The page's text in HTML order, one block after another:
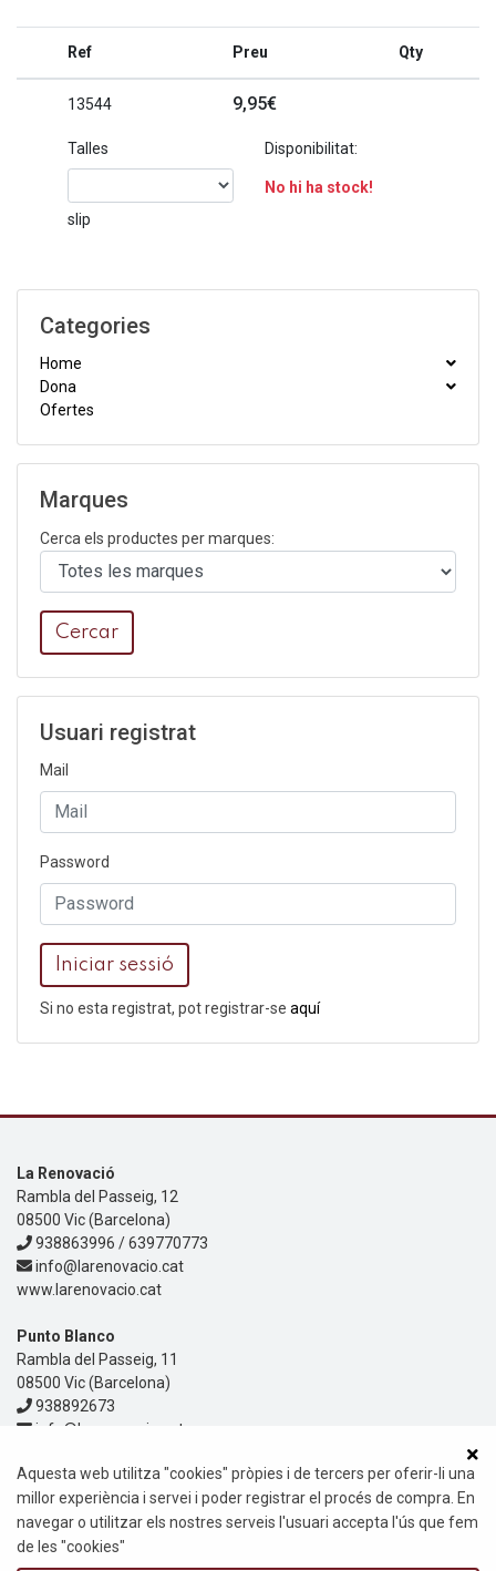
Aquesta web utilitza "cookies" pròpies i de tercers per oferir-li una
millor experiència i servei i poder registrar el procés de compra. En
navegar o utilitzar els nostres serveis l'usuari accepta l'ús que fem
de les "cookies"
Categories
Home
Dona
Ofertes
Marques
Cerca els productes per marques:
Cercar
Usuari registrat
Mail
Password
Iniciar sessió
Si no esta registrat, pot registrar-se aquí
Ref Preu Qty
13544 9,95€
Talles Disponibilitat:
No hi ha stock!
slip
La Renovació
Rambla del Passeig, 12
08500 Vic (Barcelona)
938863996 / 639770773
info@larenovacio.cat
www.larenovacio.cat
Punto Blanco
Rambla del Passeig, 11
08500 Vic (Barcelona)
938892673
info@larenovacio.cat
Informació
Política de privacitat
Política de Cookies
Avis Legal